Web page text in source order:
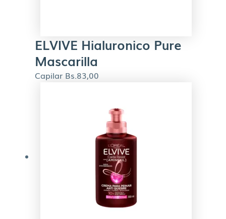
ELVIVE Hialuronico Pure
Mascarilla
Capilar Bs.83,00